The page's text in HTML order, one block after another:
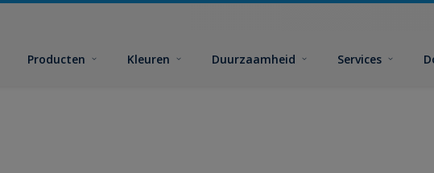
Producten Kleuren Duurzaamheid Services